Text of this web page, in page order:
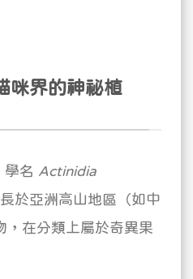
咪界的神祕植
學名 Actinidia
於亞洲高山地區（如中
，在分類上屬於奇異果